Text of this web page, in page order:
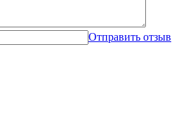
Отправить отзыв